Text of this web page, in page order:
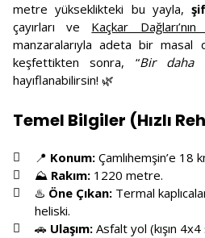
metre yükseklikteki bu yayla,
çayırları ve Kaçkar
manzaralarıyla adeta bir masal
keşfettikten sonra, “Bir daha
hayıflanabilirsin! 🌿
Temel Bilgiler (Hızlı
📍 Konum: Çamlıhemşin’e 18
⛰️ Rakım: 1220 metre.
♨️ Öne Çıkan: Termal
heliski.
🚗 Ulaşım: Asfalt yol (kışın 4x4